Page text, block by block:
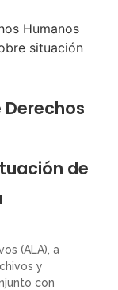
Derechos
de
(ALA), a
y
con